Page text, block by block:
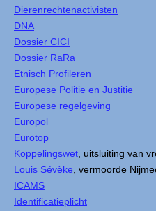
Dierenrechtenactivisten
DNA
Dossier CICI
Dossier RaRa
Etnisch Profileren
Europese Politie en Justitie
Europese regelgeving
Europol
Eurotop
Koppelingswet , uitsluiting van
Louis Sévèke , vermoorde
ICAMS
Identificatieplicht